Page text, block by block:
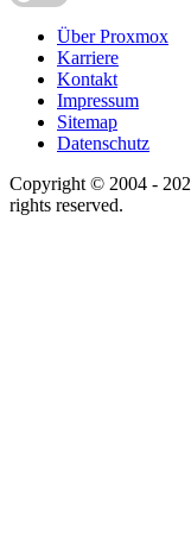
Über Proxmox
Karriere
Kontakt
Impressum
Sitemap
Datenschutz
Copyright © 2004 -
rights reserved.